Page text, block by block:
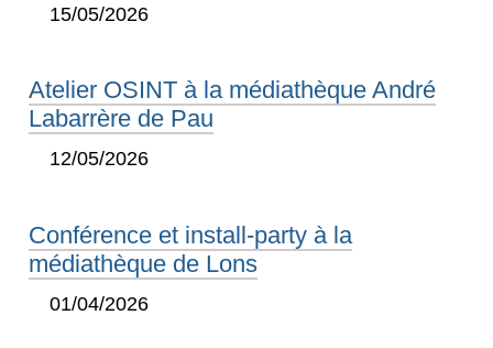
15/05/2026
Atelier OSINT à la médiathèque André
Labarrère de Pau
12/05/2026
Conférence et install-party à la
médiathèque de Lons
01/04/2026